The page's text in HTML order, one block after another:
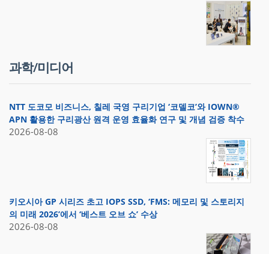
과학/미디어
NTT 도코모 비즈니스, 칠레 국영 구리기업 ‘코델코’와 IOWN®
APN 활용한 구리광산 원격 운영 효율화 연구 및 개념 검증 착수
2026-08-08
키오시아 GP 시리즈 초고 IOPS SSD, ‘FMS: 메모리 및 스토리지
의 미래 2026’에서 ‘베스트 오브 쇼’ 수상
2026-08-08